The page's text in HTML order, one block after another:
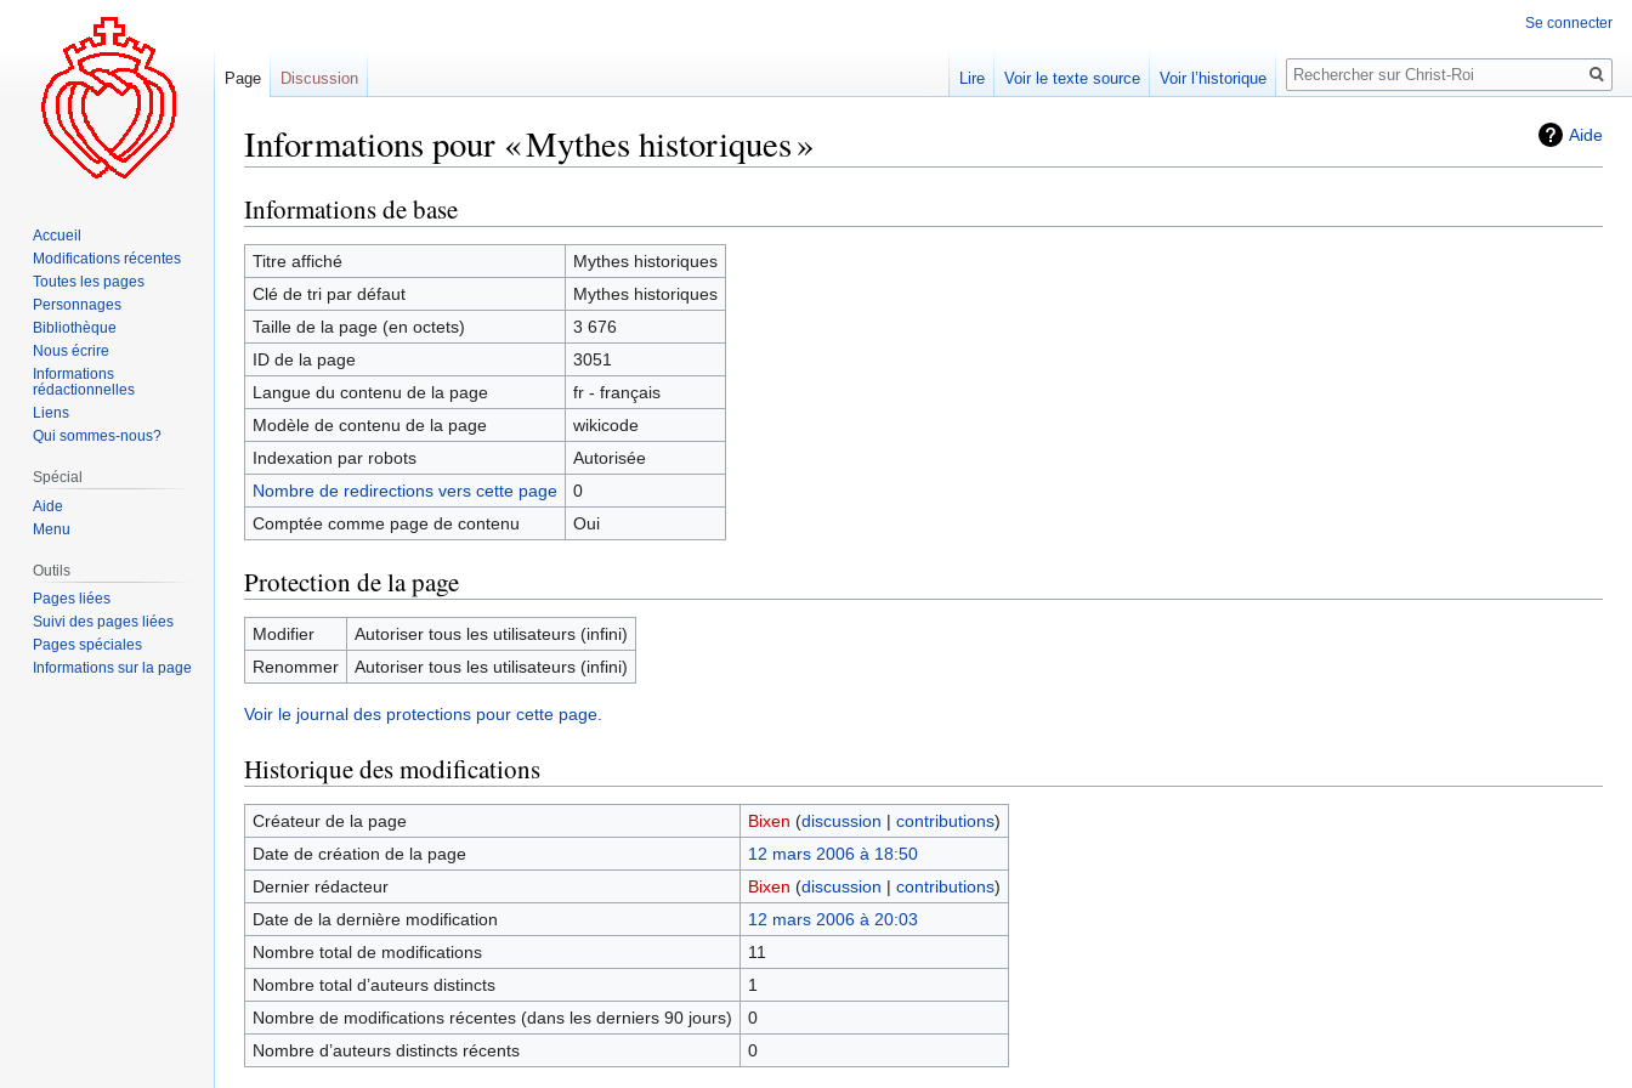
Aide
Informations pour « Mythes historiques »
Aller
à
la
navigation
Aller
à
la
recherche
Informations de base
Titre affiché
Mythes historiques
Clé de tri par défaut
Mythes historiques
Taille de la page (en octets)
3 676
ID de la page
3051
Langue du contenu de la page
fr - français
Modèle de contenu de la page
wikicode
Indexation par robots
Autorisée
Nombre de redirections vers cette page
0
Comptée comme page de contenu
Oui
Protection de la page
Modifier
Autoriser tous les utilisateurs (infini)
Renommer
Autoriser tous les utilisateurs (infini)
Voir le journal des protections pour cette page.
Historique des modifications
Créateur de la page Bixen (discussion | contributions)
Date de création de la page
12 mars 2006 à 18:50
Dernier rédacteur
Bixen (discussion | contributions)
Date de la dernière modification
12 mars 2006 à 20:03
Nombre total de modifications
11
Nombre total d’auteurs distincts
1
Nombre de modifications récentes (dans les derniers 90 jours)
0
Nombre d’auteurs distincts récents
0
Se connecter
Page Discussion Lire Voir le texte source Voir l’historique
Rechercher
Accueil
Modifications récentes
Toutes les pages
Personnages
Bibliothèque
Nous écrire
Informations
rédactionnelles
Liens
Qui sommes-nous?
Spécial
Aide
Menu
Outils
Pages liées
Suivi des pages liées
Pages spéciales
Informations sur la page